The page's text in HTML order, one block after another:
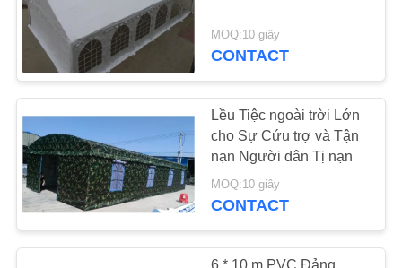
PRIVACY
POLICY
Khăn Trà Bếp
30
MOQ:10 giây
CONTACT
Lều Tiệc ngoài trời Lớn
cho Sự Cứu trợ và Tận
nạn Người dân Tị nạn
MOQ:10 giây
CONTACT
6 * 10 m PVC Đảng